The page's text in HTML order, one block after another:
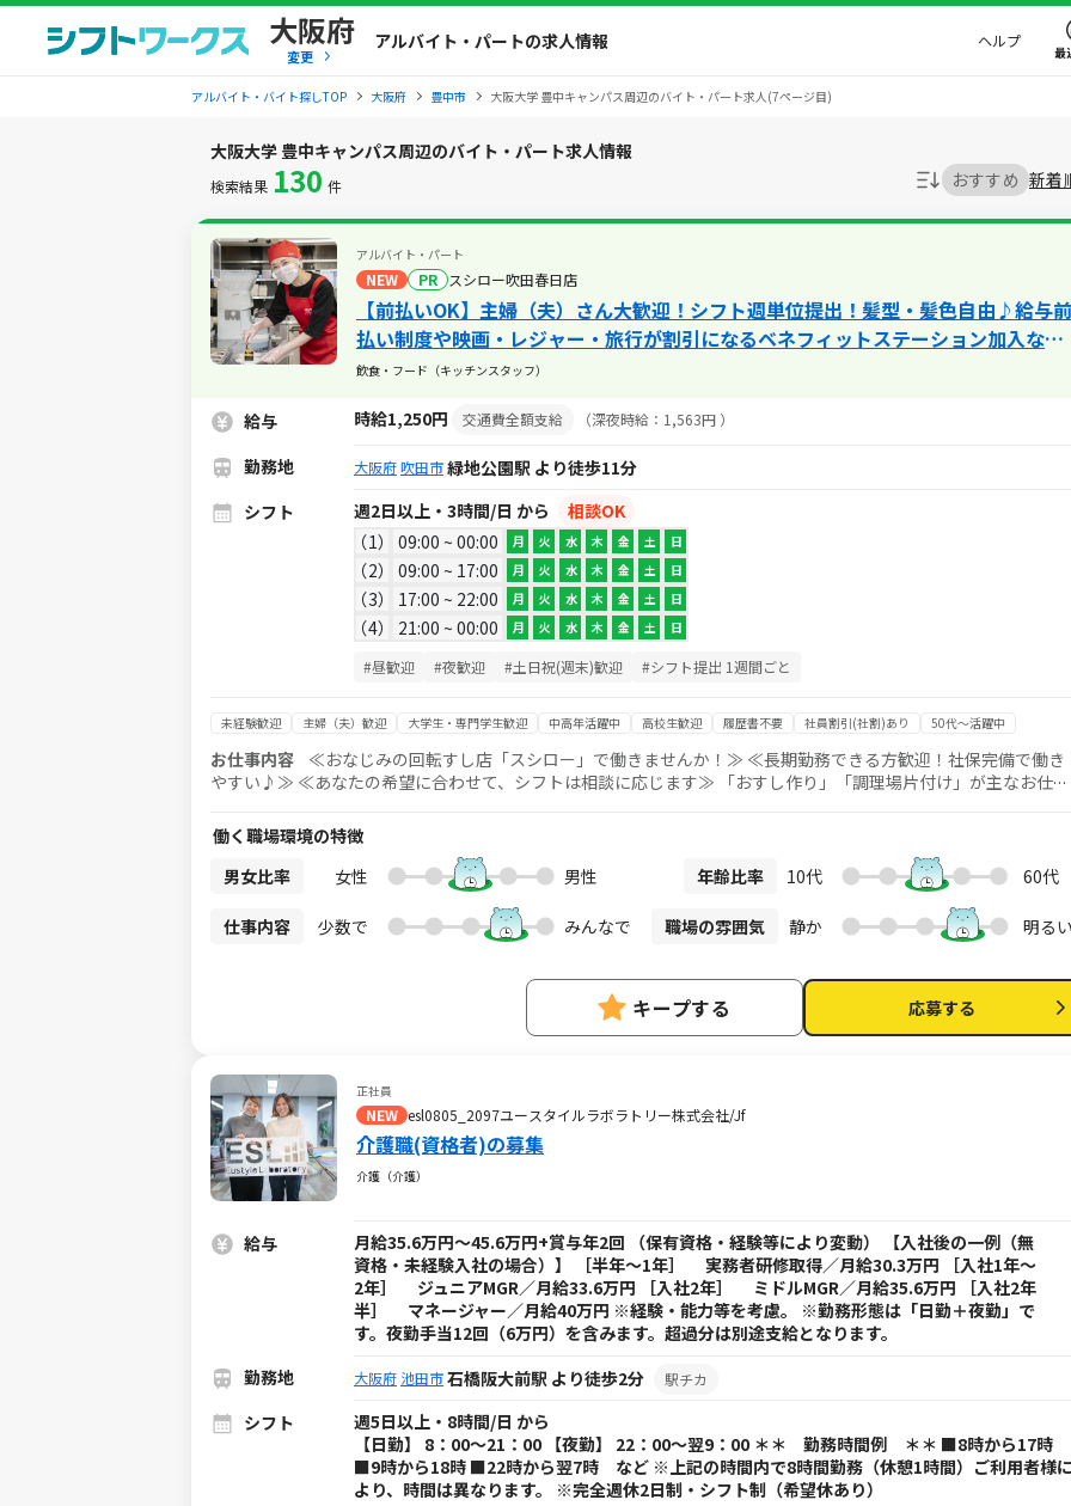
大阪府
変更
アルバイト・パートの求人情報 ヘルプ
最
アルバイト・バイト探しTOP 大阪府 豊中市 大阪大学 豊中キャンパス周辺のバイト・パート求人(7ページ目)
大阪大学 豊中キャンパス周辺のバイト・パート求人情報
検索結果 130 件 おすすめ 新着
アルバイト・パート
NEW PR スシロー吹田春日店
【前払いOK】主婦（夫）さん大歓迎！シフト週単位提出！髪型・髪色自由♪給与前
払い制度や映画・レジャー・旅行が割引になるベネフィットステーション加入など
嬉しい待遇あり♪
飲食・フード（キッチンスタッフ）
給与 時給1,250円 交通費全額支給 （深夜時給：1,563円 ）
勤務地 大阪府吹田市緑地公園駅 より徒歩11分
シフト
週2日以上・3時間/日 から
相談OK
1
09:00 ~ 00:00 月 火 水 木 金 土 日
2 09:00 ~ 17:00 月 火 水 木 金 土 日
3 17:00 ~ 22:00 月 火 水 木 金 土 日
4 21:00 ~ 00:00 月 火 水 木 金 土 日
#昼歓迎 #夜歓迎 #土日祝(週末)歓迎 #シフト提出 1週間ごと
未経験歓迎 主婦（夫）歓迎 大学生・専門学生歓迎 中高年活躍中 高校生歓迎 履歴書不要 社員割引(社割)あり 50代～活躍中
お仕事内容 ≪おなじみの回転すし店「スシロー」で働きませんか！≫ ≪長期勤務できる方歓迎！社保完備で働き
やすい♪≫ ≪あなたの希望に合わせて、シフトは相談に応じます≫ 「おすし作り」「調理場片付け」が主なお仕事
すのでご安心ください♪ 丁寧な研修があるので、調理が初めての方も安心ですよ♪ 「先輩」たちも力強く支えてく
れます！ ※ホール業務をお手伝いいただく場合もございます （お席へご案内、お会計、テーブルの片付けなど）
【シフト例】 平日のランチ週2日のみ、 9時～12時の午前のみ、 11時～14時（幼稚園への送迎の間） のみなど希望
働く職場環境の特徴
男女比率
女性 男性 年齢比率 10代 60代
仕事内容 少数で みんなで 職場の雰囲気 静か 明る
キープする 応募する
正社員
NEW esl0805_2097ユースタイルラボラトリー株式会社/Jf
介護職(資格者)の募集
介護（介護）
給与
月給35.6万円～45.6万円+賞与年2回 （保有資格・経験等により変動） 【入社後の一例（無
資格・未経験入社の場合）】 ［半年～1年］ 実務者研修取得／月給30.3万円 ［入社1年～
2年］ ジュニアMGR／月給33.6万円 ［入社2年］ ミドルMGR／月給35.6万円 ［入社2年
半］ マネージャー／月給40万円 ※経験・能力等を考慮。 ※勤務形態は「日勤＋夜勤」で
す。夜勤手当12回（6万円）を含みます。超過分は別途支給となります。
勤務地
大阪府 池田市石橋阪大前駅 より徒歩2分 駅チカ
シフト
週5日以上・8時間/日 から
【日勤】 8：00～21：00 【夜勤】 22：00～翌9：00 ＊＊ 勤務時間例 ＊＊ ■8時から17時
■9時から18時 ■22時から翌7時 など ※上記の時間内で8時間勤務（休憩1時間）ご利用者様
より、時間は異なります。 ※完全週休2日制・シフト制（希望休あり）